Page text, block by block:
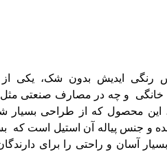
رنگی ایدیش بدون شک، یکی از
و چه در مصارف صنعتی مثل
این محصول که از طراحی بسیار
و جنس پیاله آن استیل است که
آسان و راحتی را برای